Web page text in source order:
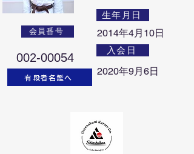
会員番号
002-00054
有段者名鑑へ
生年月日
2014年4月10日
入会日
2020年9月6日